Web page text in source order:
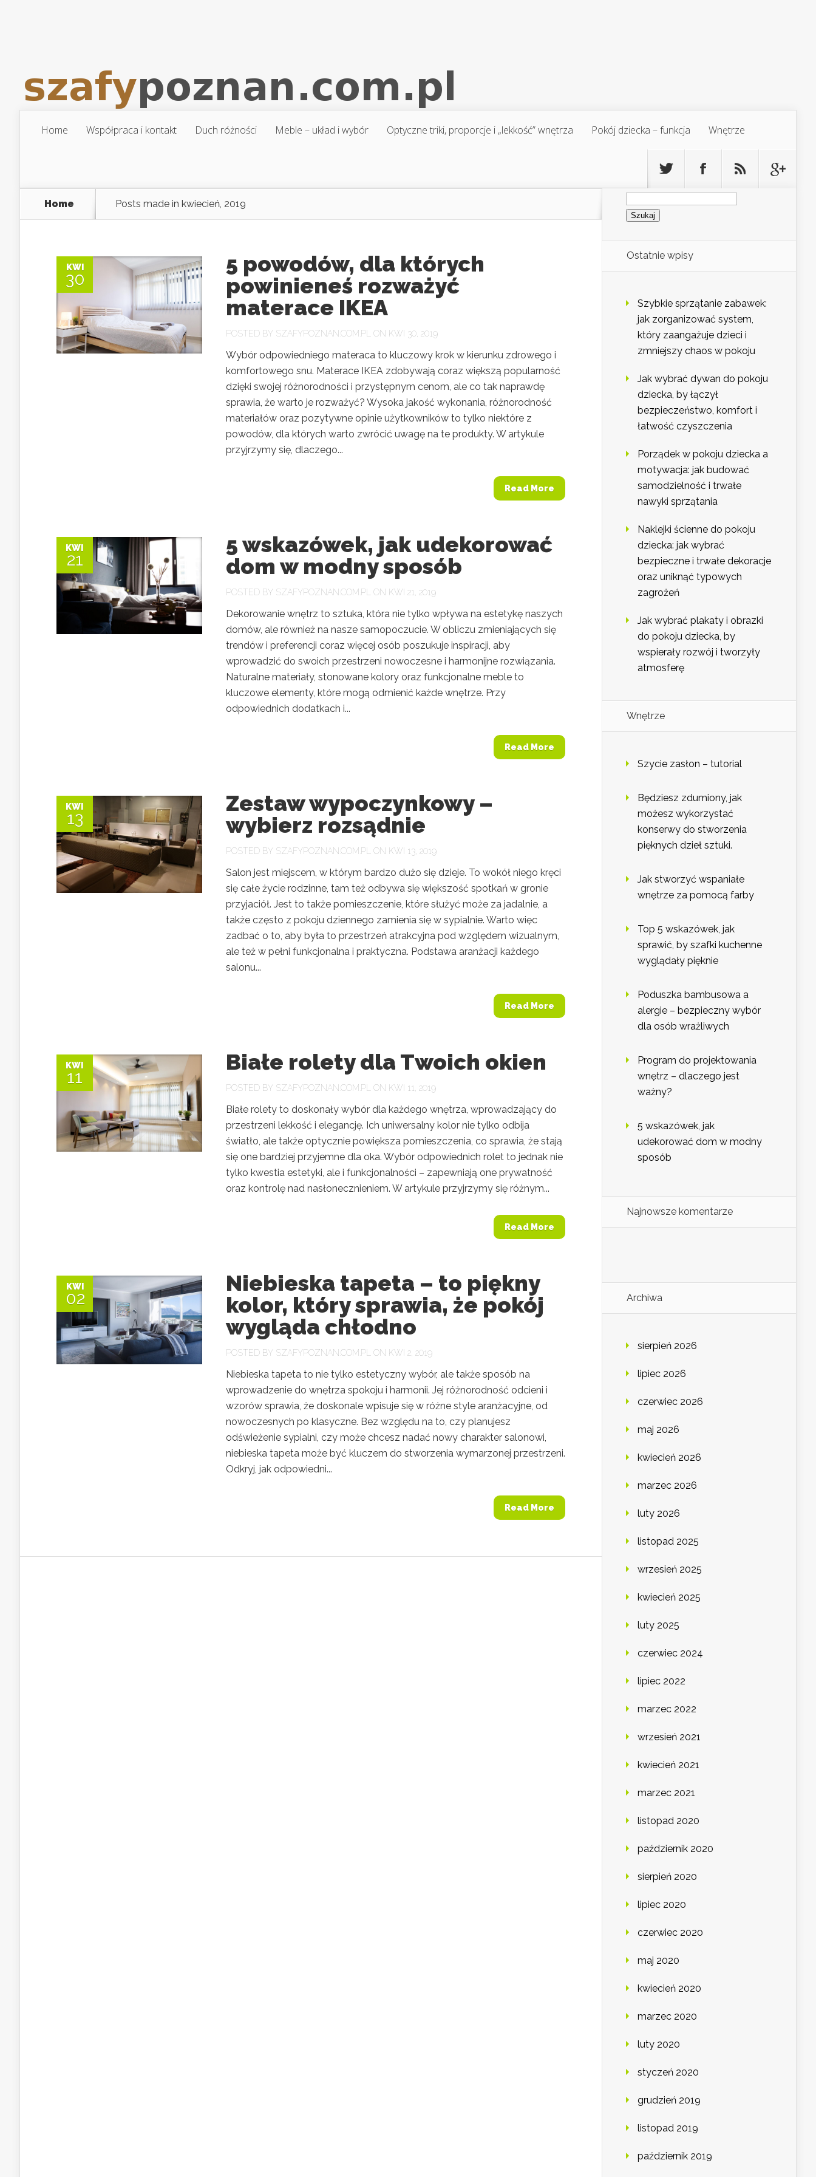
Home Współpraca i kontakt Duch różności Meble – układ i wybór Optyczne triki, proporcje i „lekkość” wnętrza Pokój dziecka – funkcja Wnętrze
Home Posts made in kwiecień, 2019
KWI
30
5 powodów, dla których
powinieneś rozważyć
materace IKEA
POSTED BY SZAFYPOZNAN.COM.PL ON KWI 30, 2019
Wybór odpowiedniego materaca to kluczowy krok w kierunku zdrowego i
komfortowego snu. Materace IKEA zdobywają coraz większą popularność
dzięki swojej różnorodności i przystępnym cenom, ale co tak naprawdę
sprawia, że warto je rozważyć? Wysoka jakość wykonania, różnorodność
materiałów oraz pozytywne opinie użytkowników to tylko niektóre z
powodów, dla których warto zwrócić uwagę na te produkty. W artykule
przyjrzymy się, dlaczego...
Read More
KWI
21
5 wskazówek, jak udekorować
dom w modny sposób
POSTED BY SZAFYPOZNAN.COM.PL ON KWI 21, 2019
Dekorowanie wnętrz to sztuka, która nie tylko wpływa na estetykę naszych
domów, ale również na nasze samopoczucie. W obliczu zmieniających się
trendów i preferencji coraz więcej osób poszukuje inspiracji, aby
wprowadzić do swoich przestrzeni nowoczesne i harmonijne rozwiązania.
Naturalne materiały, stonowane kolory oraz funkcjonalne meble to
kluczowe elementy, które mogą odmienić każde wnętrze. Przy
odpowiednich dodatkach i...
Read More
KWI
13
Zestaw wypoczynkowy –
wybierz rozsądnie
POSTED BY SZAFYPOZNAN.COM.PL ON KWI 13, 2019
Salon jest miejscem, w którym bardzo dużo się dzieje. To wokół niego kręci
się całe życie rodzinne, tam też odbywa się większość spotkań w gronie
przyjaciół. Jest to także pomieszczenie, które służyć może za jadalnie, a
także często z pokoju dziennego zamienia się w sypialnie. Warto więc
zadbać o to, aby była to przestrzeń atrakcyjna pod względem wizualnym,
ale też w pełni funkcjonalna i praktyczna. Podstawa aranżacji każdego
salonu...
Read More
KWI
11
Białe rolety dla Twoich okien
POSTED BY SZAFYPOZNAN.COM.PL ON KWI 11, 2019
Białe rolety to doskonały wybór dla każdego wnętrza, wprowadzający do
przestrzeni lekkość i elegancję. Ich uniwersalny kolor nie tylko odbija
światło, ale także optycznie powiększa pomieszczenia, co sprawia, że stają
się one bardziej przyjemne dla oka. Wybór odpowiednich rolet to jednak nie
tylko kwestia estetyki, ale i funkcjonalności – zapewniają one prywatność
oraz kontrolę nad nasłonecznieniem. W artykule przyjrzymy się różnym...
Read More
KWI
02
Niebieska tapeta – to piękny
kolor, który sprawia, że pokój
wygląda chłodno
POSTED BY SZAFYPOZNAN.COM.PL ON KWI 2, 2019
Niebieska tapeta to nie tylko estetyczny wybór, ale także sposób na
wprowadzenie do wnętrza spokoju i harmonii. Jej różnorodność odcieni i
wzorów sprawia, że doskonale wpisuje się w różne style aranżacyjne, od
nowoczesnych po klasyczne. Bez względu na to, czy planujesz
odświeżenie sypialni, czy może chcesz nadać nowy charakter salonowi,
niebieska tapeta może być kluczem do stworzenia wymarzonej przestrzeni.
Odkryj, jak odpowiedni...
Read More
Szukaj:
Ostatnie wpisy
Szybkie sprzątanie zabawek:
jak zorganizować system,
który zaangażuje dzieci i
zmniejszy chaos w pokoju
Jak wybrać dywan do pokoju
dziecka, by łączył
bezpieczeństwo, komfort i
łatwość czyszczenia
Porządek w pokoju dziecka a
motywacja: jak budować
samodzielność i trwałe
nawyki sprzątania
Naklejki ścienne do pokoju
dziecka: jak wybrać
bezpieczne i trwałe dekoracje
oraz uniknąć typowych
zagrożeń
Jak wybrać plakaty i obrazki
do pokoju dziecka, by
wspierały rozwój i tworzyły
atmosferę
Wnętrze
Szycie zasłon – tutorial
Będziesz zdumiony, jak
możesz wykorzystać
konserwy do stworzenia
pięknych dzieł sztuki.
Jak stworzyć wspaniałe
wnętrze za pomocą farby
Top 5 wskazówek, jak
sprawić, by szafki kuchenne
wyglądały pięknie
Poduszka bambusowa a
alergie – bezpieczny wybór
dla osób wrażliwych
Program do projektowania
wnętrz – dlaczego jest
ważny?
5 wskazówek, jak
udekorować dom w modny
sposób
Najnowsze komentarze
Archiwa
sierpień 2026
lipiec 2026
czerwiec 2026
maj 2026
kwiecień 2026
marzec 2026
luty 2026
listopad 2025
wrzesień 2025
kwiecień 2025
luty 2025
czerwiec 2024
lipiec 2022
marzec 2022
wrzesień 2021
kwiecień 2021
marzec 2021
listopad 2020
październik 2020
sierpień 2020
lipiec 2020
czerwiec 2020
maj 2020
kwiecień 2020
marzec 2020
luty 2020
styczeń 2020
grudzień 2019
listopad 2019
październik 2019